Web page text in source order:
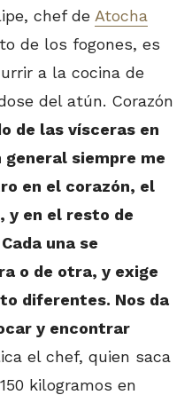
chef de Atocha
de los fogones, es
a la cocina de
del atún. Corazón
de las vísceras en
siempre me
en el corazón, el
y en el resto de
una se
o de otra, y exige
diferentes. Nos da
y encontrar
el chef, quien saca
kilogramos en